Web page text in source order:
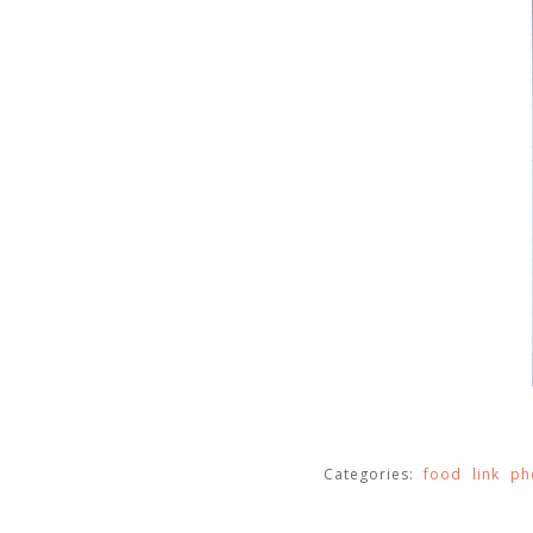
Categories: food link